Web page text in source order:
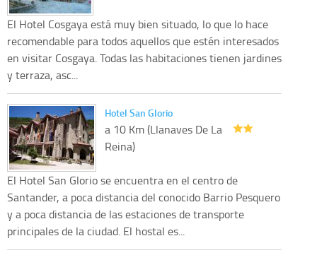
El Hotel Cosgaya está muy bien situado, lo que lo hace
recomendable para todos aquellos que estén interesados
en visitar Cosgaya. Todas las habitaciones tienen jardines
y terraza, asc...
Hotel San Glorio
a 10 Km (Llanaves De La
Reina)
El Hotel San Glorio se encuentra en el centro de
Santander, a poca distancia del conocido Barrio Pesquero
y a poca distancia de las estaciones de transporte
principales de la ciudad. El hostal es...